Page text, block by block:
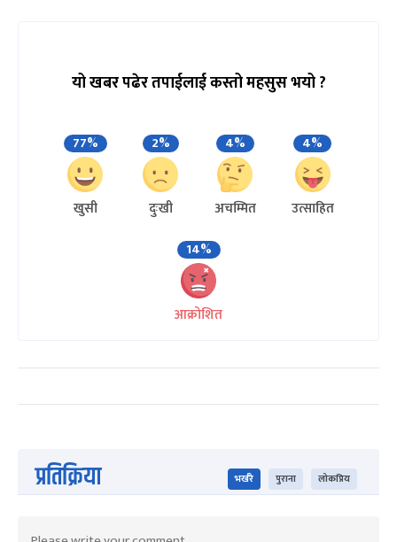
यो खबर पढेर तपाईलाई कस्तो महसुस भयो ?
77%
खुसी
2%
दुःखी
4%
अचम्मित
4%
उत्साहित
14%
आक्रोशित
प्रतिक्रिया भर्खरै पुराना लोकप्रिय